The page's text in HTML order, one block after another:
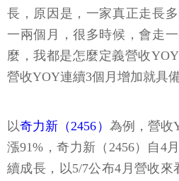
長，原因是，一家真正走長
一兩個月，很多時候，會走
麼，我都是怎麼定義營收
營收YOY連續3個月增加就具
以奇力新（2456） 為例，營收
漲91%，奇力新（2456）自4
續成長，以5/7公布4月營收